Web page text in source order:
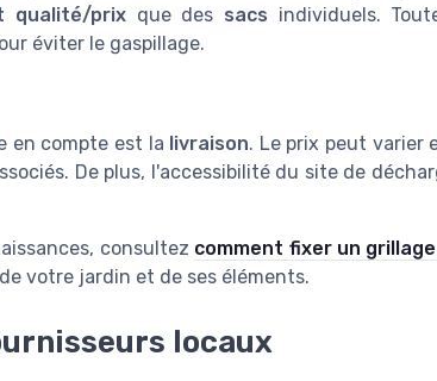
qualité/prixque des sacs individuels.
éviter le gaspillage.
en compte est la livraison. Le prix peut
De plus, l'accessibilité du site de
consultez comment fixer un
votre jardin et de ses éléments.
locaux